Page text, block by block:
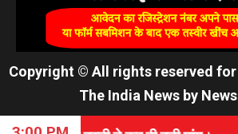
Copyright © All rights reserved for
The India News by